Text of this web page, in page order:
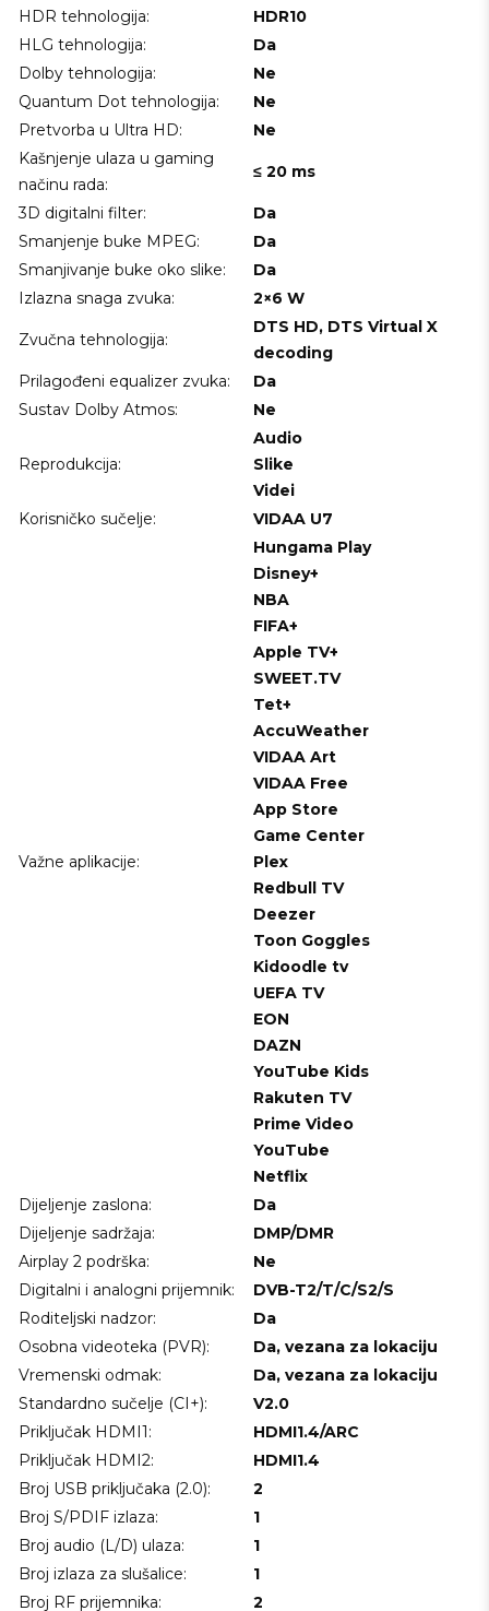
HDR tehnologija:
HDR10
HLG tehnologija:
Da
Dolby tehnologija:
Ne
Quantum Dot tehnologija:
Ne
Pretvorba u Ultra HD:
Ne
Kašnjenje ulaza u gaming
načinu rada:
≤ 20 ms
3D digitalni filter:
Da
Smanjenje buke MPEG:
Da
Smanjivanje buke oko slike:
Da
Izlazna snaga zvuka:
2×6 W
Zvučna tehnologija:
DTS HD, DTS Virtual X
decoding
Prilagođeni equalizer zvuka:
Da
Sustav Dolby Atmos:
Ne
Reprodukcija:
Audio
Slike
Videi
Korisničko sučelje:
VIDAA U7
Važne aplikacije:
Hungama Play
Disney+
NBA
FIFA+
Apple TV+
SWEET.TV
Tet+
AccuWeather
VIDAA Art
VIDAA Free
App Store
Game Center
Plex
Redbull TV
Deezer
Toon Goggles
Kidoodle tv
UEFA TV
EON
DAZN
YouTube Kids
Rakuten TV
Prime Video
YouTube
Netflix
Dijeljenje zaslona:
Da
Dijeljenje sadržaja:
DMP/DMR
Airplay 2 podrška:
Ne
Digitalni i analogni prijemnik:
DVB-T2/T/C/S2/S
Roditeljski nadzor:
Da
Osobna videoteka (PVR):
Da, vezana za lokaciju
Vremenski odmak:
Da, vezana za lokaciju
Standardno sučelje (CI+):
V2.0
Priključak HDMI1:
HDMI1.4/ARC
Priključak HDMI2:
HDMI1.4
Broj USB priključaka (2.0):
2
Broj S/PDIF izlaza:
1
Broj audio (L/D) ulaza:
1
Broj izlaza za slušalice:
1
Broj RF prijemnika:
2